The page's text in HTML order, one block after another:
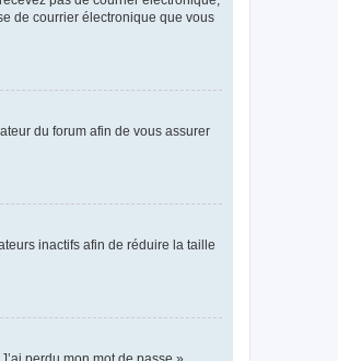
de courrier électronique que vous
du forum afin de vous assurer
inactifs afin de réduire la taille